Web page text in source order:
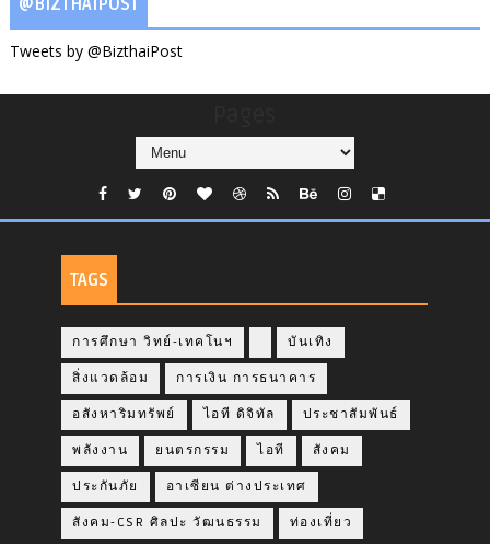
@BIZTHAIPOST
Tweets by @BizthaiPost
TAGS
การศึกษา วิทย์-เทคโนฯ บันเทิง
สิ่งแวดล้อม การเงิน การธนาคาร
อสังหาริมทรัพย์ ไอที ดิจิทัล ประชาสัมพันธ์
พลังงาน ยนตรกรรม ไอที สังคม
ประกันภัย อาเซียน ต่างประเทศ
สังคม-CSR ศิลปะ วัฒนธรรม ท่องเที่ยว